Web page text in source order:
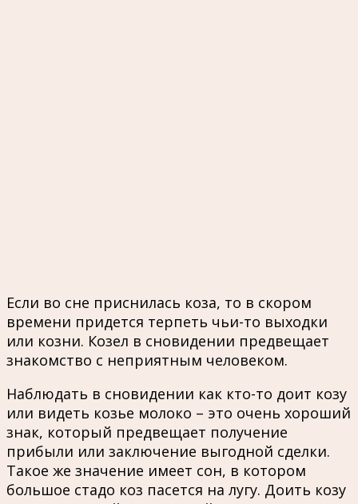
Если во сне приснилась коза, то в скором
времени придется терпеть чьи-то выходки
или козни. Козел в сновидении предвещает
знакомство с неприятным человеком.
Наблюдать в сновидении как кто-то доит козу
или видеть козье молоко – это очень хороший
знак, который предвещает получение
прибыли или заключение выгодной сделки.
Такое же значение имеет сон, в котором
большое стадо коз пасется на лугу. Доить козу